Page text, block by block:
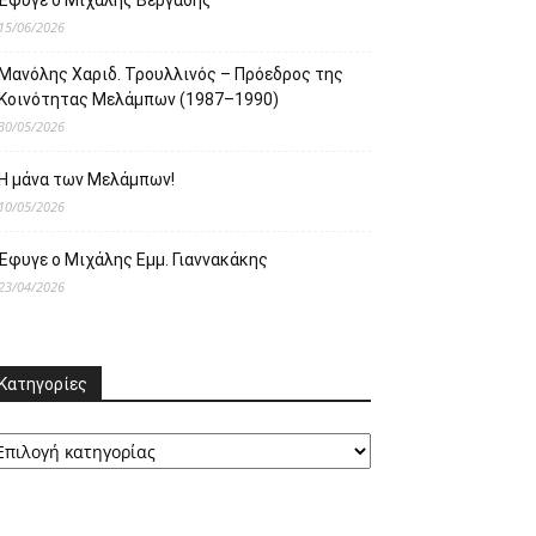
06/2026
Χαριδ. Τρουλλινός – Πρόεδρος της
Μελάμπων (1987–1990)
05/2026
μάνα των Μελάμπων!
05/2026
ο Μιχάλης Εμμ. Γιαννακάκης
04/2026